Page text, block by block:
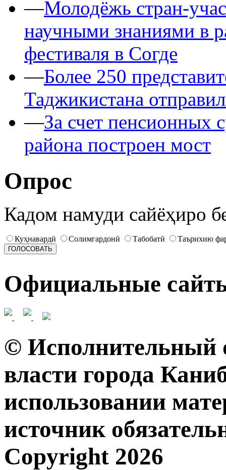
—Молодёжь стран-
научными знаниями в
фестиваля в Согде
—Более 250
Таджикистана
—За счет пенсионных
района построен мост
Опрос
Кадом намуди сайёҳиро
Куҳнавардӣ Солимгардонӣ Табобатӣ Таърихию
Официальные
© Исполнительный
власти города
использовании
источник
Copyright 2026